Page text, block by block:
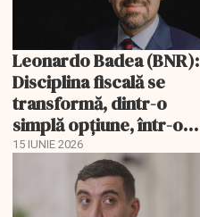
Leonardo Badea (BNR):
Disciplina fiscală se
transformă, dintr-o
simplă opțiune, într-o
condiție de
supraviețuire
15 IUNIE 2026